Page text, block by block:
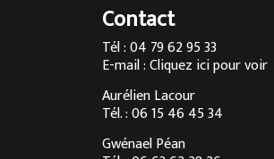
Agencement d’intérieur à
Agencement d’intérieur à Aix-
Entreprise de menuiserie à
Contact
Tél : 04 79 62 95 33
E-mail :Cliquez ici pour voir
Aurélien Lacour
Tél. : 06 15 46 45 34
Gwénael Péan